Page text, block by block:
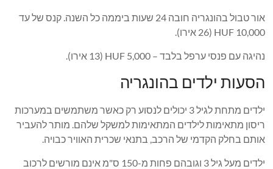
אור טבול בהונגריה חובה 24 שעות ביממה כל השנה. קנס של עד
10,000 HUF (26 אירו).
נהיגה עם פנסי ערפל בלבד – 5,000 HUF (13 אירו).
הסעות ילדים בהונגריה
ילדים מתחת לגיל 3 יכולים לנסוע רק כאשר משתמשים במערכות
ריסון מתאימות לילדים המתאימות למשקל שלהם. מותר להעביר
אותם בחלק הקדמי של הרכב, בתנאי שכרית האוויר כבויה.
ילדים מעל גיל 3 וגובהם פחות מ-150 ס"מ אינם מורשים לרכוב